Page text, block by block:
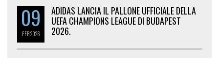
09
FEB2026
ADIDAS LANCIA IL PALLONE UFFICIALE DELLA
UEFA CHAMPIONS LEAGUE DI BUDAPEST
2026.